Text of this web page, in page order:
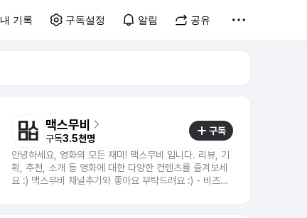
내 기록 구독설정 알림 공유
맥스무비
구독3.5천명
구독
안녕하세요, 영화의 모든 재미! 맥스무비 입니다. 리뷰, 기
획, 추천, 소개 등 영화에 대한 다양한 컨텐츠를 즐겨보세
요 :) 맥스무비 채널추가와 좋아요 부탁드려요 :) - 비즈니